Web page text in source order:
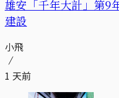
雄安「千年大計」第9
建設
小飛
1 天前